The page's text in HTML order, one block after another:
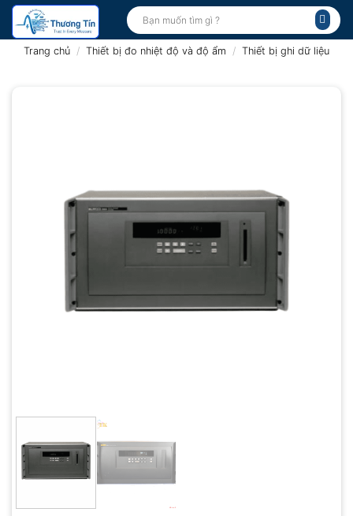
Bỏ
qua
Tìm
kiếm:
Trang chủ / Thiết bị đo nhiệt độ và độ ẩm / Thiết bị ghi dữ liệu